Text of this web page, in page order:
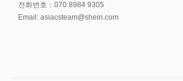
전화번호：070 8984 9305
Email: asiacsteam@shein.com